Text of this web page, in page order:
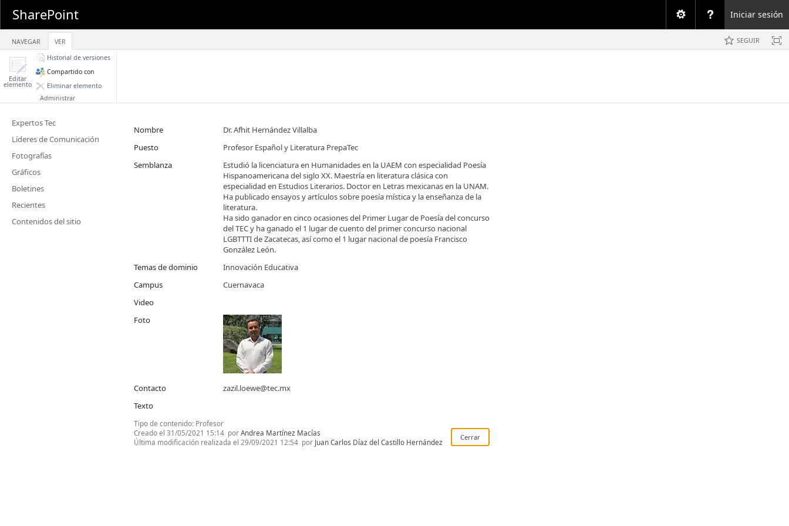
SharePoint Iniciar sesión
NAVEGAR VER SEGUIR
Editar
elemento
Historial de versiones
Compartido con
Eliminar elemento
Administrar
Expertos Tec
Líderes de Comunicación
Fotografías
Gráficos
Boletines
Recientes
Contenidos del sitio
Nombre
Dr. Afhit Hernández Villalba
Puesto
Profesor Español y Literatura PrepaTec
Semblanza
Estudió la licenciatura en Humanidades en la UAEM con especialidad Poesía
Hispanoamericana del siglo XX. Maestría en literatura clásica con
especialidad en Estudios Literarios. Doctor en Letras mexicanas en la UNAM.
Ha publicado ensayos y artículos sobre poesía mística y la enseñanza de la
literatura.
Ha sido ganador en cinco ocasiones del Primer Lugar de Poesía del concurso
del TEC y ha ganado el 1 lugar de cuento del primer concurso nacional
LGBTTTI de Zacatecas, así como el 1 lugar nacional de poesía Francisco
González León.
Temas de dominio
Innovación Educativa
Campus
Cuernavaca
Video
Foto
Contacto
zazil.loewe@tec.mx
Texto
Tipo de contenido: Profesor
Creado el 31/05/2021 15:14 porAndrea Martínez Macías
Última modificación realizada el 29/09/2021 12:54 por Juan Carlos Díaz del Castillo Hernández